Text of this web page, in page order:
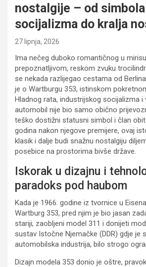
nostalgije – od simbola
socijalizma do kralja
27 lipnja, 2026
Ima nečeg duboko romantičnog u
prepoznatljivom, reskom zvuku
se nekada razlijegao cestama od
je o Wartburgu 353, istinskom
Hladnog rata, industrijskog socijalizma i
automobil nije bio samo obično
teško dostižni statusni simbol i član
godina nakon njegove premijere, ovaj
klasik i dalje budi snažnu nostalgiju
posebice na prostorima bivše države.
Iskorak u dizajnu i
paradoks pod haubom
Kada je 1966. godine iz tvornice u
Wartburg 353, pred njim je bio jasan
stariji, zaobljeni model 311 i donijeti
sustav Istočne Njemačke (DDR) gdje je
automobilska industrija, bilo strogo
Dizajn modela 353 donio je oštre,